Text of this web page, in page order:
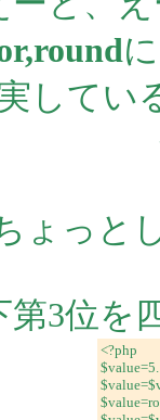
してい
ょっと
3位を
<?php